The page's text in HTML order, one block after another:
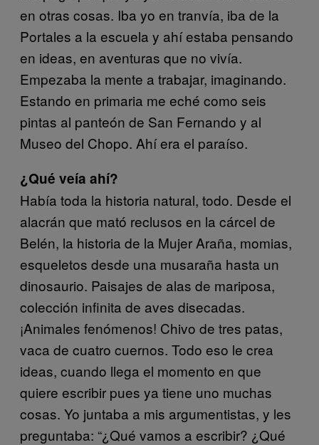
en otras cosas. Iba yo en tranvía, iba de la
Portales a la escuela y ahí estaba pensando
en ideas, en aventuras que no vivía.
Empezaba la mente a trabajar, imaginando.
Estando en primaria me eché como seis
pintas al panteón de San Fernando y al
Museo del Chopo. Ahí era el paraíso.
¿Qué veía ahí?
Había toda la historia natural, todo. Desde el
alacrán que mató reclusos en la cárcel de
Belén, la historia de la Mujer Araña, momias,
esqueletos desde una musaraña hasta un
dinosaurio. Paisajes de alas de mariposa,
colección infinita de aves disecadas.
¡Animales fenómenos! Chivo de tres patas,
vaca de cuatro cuernos. Todo eso le crea
ideas, cuando llega el momento en que
quiere escribir pues ya tiene uno muchas
cosas. Yo juntaba a mis argumentistas, y les
preguntaba: “¿Qué vamos a escribir? ¿Qué